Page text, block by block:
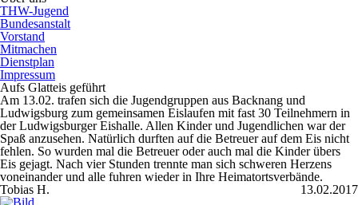
THW-Jugend
Bundesanstalt
Vorstand
Mitmachen
Dienstplan
Impressum
Aufs Glatteis geführt
Am 13.02. trafen sich die Jugendgruppen aus Backnang und
Ludwigsburg zum gemeinsamen Eislaufen mit fast 30 Teilnehmern in
der Ludwigsburger Eishalle. Allen Kinder und Jugendlichen war der
Spaß anzusehen. Natürlich durften auf die Betreuer auf dem Eis nicht
fehlen. So wurden mal die Betreuer oder auch mal die Kinder übers
Eis gejagt. Nach vier Stunden trennte man sich schweren Herzens
voneinander und alle fuhren wieder in Ihre Heimatortsverbände.
Tobias H.
13.02.2017